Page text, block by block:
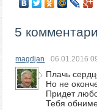
5
magdjan 06.01.2016
Плачь
Но не
Придет
Тебя